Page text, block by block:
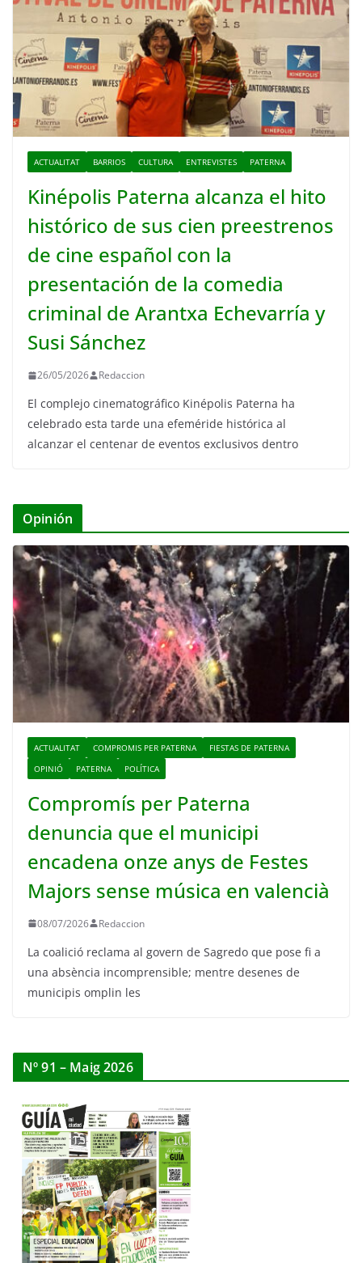
ACTUALITAT BARRIOS CULTURA ENTREVISTES PATERNA
Kinépolis Paterna alcanza el hito
histórico de sus cien preestrenos
de cine español con la
presentación de la comedia
criminal de Arantxa Echevarría y
Susi Sánchez
26/05/2026 Redaccion
El complejo cinematográfico Kinépolis Paterna ha
celebrado esta tarde una efeméride histórica al
alcanzar el centenar de eventos exclusivos dentro
Opinión
ACTUALITAT COMPROMIS PER PATERNA
FIESTAS DE PATERNA
OPINIÓ
PATERNA POLÍTICA
Compromís per Paterna
denuncia que el municipi
encadena onze anys de Festes
Majors sense música en valencià
08/07/2026 Redaccion
La coalició reclama al govern de Sagredo que pose fi a
una absència incomprensible; mentre desenes de
municipis omplin les
Nº 91 – Maig 2026